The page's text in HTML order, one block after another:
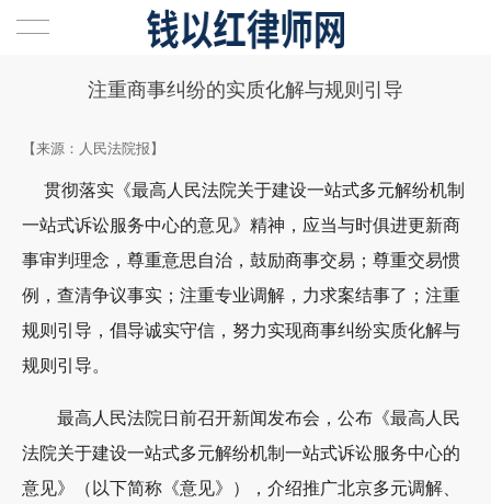
注重商事纠纷的实质化解与规则引导
【来源：人民法院报】
贯彻落实《最高人民法院关于建设一站式多元解纷机制
一站式诉讼服务中心的意见》精神，应当与时俱进更新商
事审判理念，尊重意思自治，鼓励商事交易；尊重交易惯
例，查清争议事实；注重专业调解，力求案结事了；注重
规则引导，倡导诚实守信，努力实现商事纠纷实质化解与
规则引导。
最高人民法院日前召开新闻发布会，公布《最高人民
法院关于建设一站式多元解纷机制一站式诉讼服务中心的
意见》（以下简称《意见》），介绍推广北京多元调解、
资讯中心
最新动态
法律知识
常见问题
公司法律
常年法律顾问
专项法律服务
公司注册
注册香港公司
涉外法律